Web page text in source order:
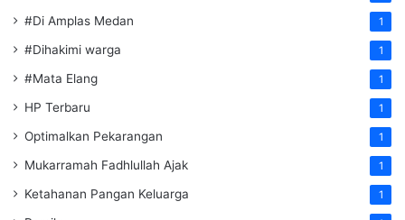
#Di Amplas Medan 1
#Dihakimi warga 1
#Mata Elang 1
HP Terbaru 1
Optimalkan Pekarangan 1
Mukarramah Fadhlullah Ajak 1
Ketahanan Pangan Keluarga 1